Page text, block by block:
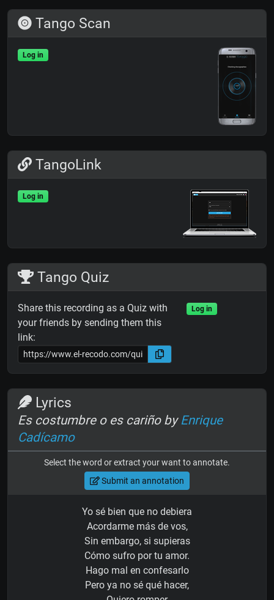
Tango Scan
Log in
TangoLink
Log in
Tango Quiz
Share this recording as a Quiz with
your friends by sending them this
link:
Log in
Lyrics
Es costumbre o es cariño byEnrique
Cadícamo
Select the word or extract your want to annotate.
Submit an annotation
Yo sé bien que no debiera
Acordarme más de vos,
Sin embargo, si supieras
Cómo sufro por tu amor.
Hago mal en confesarlo
Pero ya no sé qué hacer,